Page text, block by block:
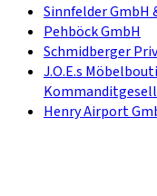
Sinnfelder GmbH
Pehböck GmbH
Schmidberger
J.O.E.s
Henry Airport